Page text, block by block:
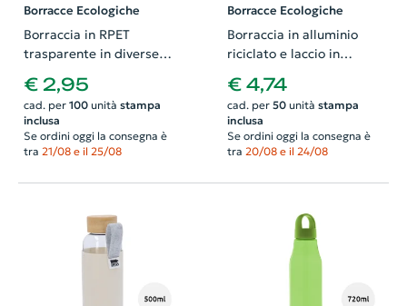
Borracce Ecologiche
Borraccia in RPET
trasparente in diverse
bambù da 500ml
€ 2,95
cad. per 100unità stampa
inclusa
Se ordini oggi la consegna è
tra 21/08 e il 25/08
Borracce Ecologiche
Borraccia in alluminio
riciclato e laccio in
€ 4,74
cad. per 50unità stampa
inclusa
Se ordini oggi la consegna è
tra 20/08 e il 24/08